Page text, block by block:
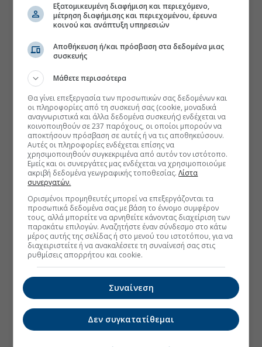
Εξατομικευμένη διαφήμιση και περιεχόμενο,
μέτρηση διαφήμισης και περιεχομένου, έρευνα
κοινού και ανάπτυξη υπηρεσιών
Αποθήκευση ή/και πρόσβαση στα δεδομένα μιας
συσκευής
Μάθετε περισσότερα
Θα γίνει επεξεργασία των προσωπικών σας δεδομένων και
οι πληροφορίες από τη συσκευή σας (cookie, μοναδικά
αναγνωριστικά και άλλα δεδομένα συσκευής) ενδέχεται να
κοινοποιηθούν σε 237 παρόχους, οι οποίοι μπορούν να
αποκτήσουν πρόσβαση σε αυτές ή να τις αποθηκεύσουν.
Αυτές οι πληροφορίες ενδέχεται επίσης να
χρησιμοποιηθούν συγκεκριμένα από αυτόν τον ιστότοπο.
Εμείς και οι συνεργάτες μας ενδέχεται να χρησιμοποιούμε
ακριβή δεδομένα γεωγραφικής τοποθεσίας.Λίστα
συνεργατών.
Ορισμένοι προμηθευτές μπορεί να επεξεργάζονται τα
προσωπικά δεδομένα σας με βάση το έννομο συμφέρον
τους, αλλά μπορείτε να αρνηθείτε κάνοντας διαχείριση των
παρακάτω επιλογών. Αναζητήστε έναν σύνδεσμο στο κάτω
μέρος αυτής της σελίδας ή στο μενού του ιστοτόπου, για να
διαχειριστείτε ή να ανακαλέσετε τη συναίνεσή σας στις
ρυθμίσεις απορρήτου και cookie.
Συναίνεση
Δεν συγκατατίθεμαι